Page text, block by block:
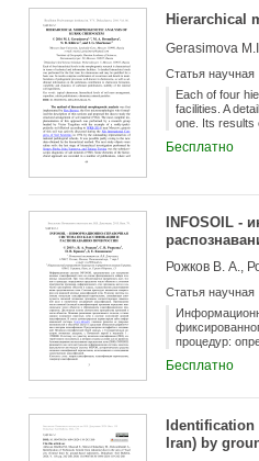
differentiation
Hierarchical
Gerasimova
Статья научная
Each of four
facilities. A
one. Its results
variability and
Бесплатно
INFOSOIL -
Рожков В. А.,
Статья научная
процедур:
значений
максимальное
соответствие
также
Бесплатно
Iran) by